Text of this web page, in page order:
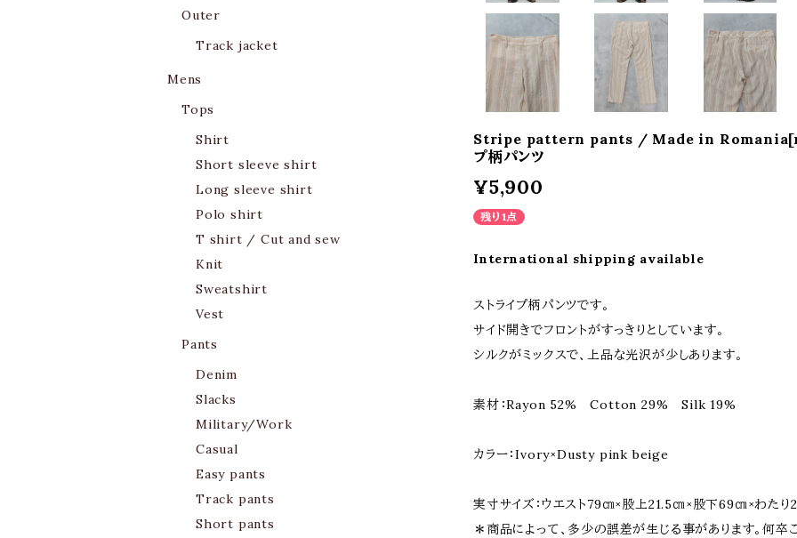
Stripe pattern pants / Made in Romania[m-
プ柄パンツ
¥5,900
残り1点
International shipping available
ストライプ柄パンツです。
サイド開きでフロントがすっきりとしています。
シルクがミックスで、上品な光沢が少しあります。
素材：Rayon 52% Cotton 29% Silk 19%
カラー：Ivory×Dusty pink beige
実寸サイズ：ウエスト79㎝×股上21.5㎝×股下69㎝×わた
＊商品によって、多少の誤差が生じる事があります。何卒
Outer
Track jacket
Mens
Tops
Shirt
Short sleeve shirt
Long sleeve shirt
Polo shirt
T shirt / Cut and sew
Knit
Sweatshirt
Vest
Pants
Denim
Slacks
Military/Work
Casual
Easy pants
Track pants
Short pants